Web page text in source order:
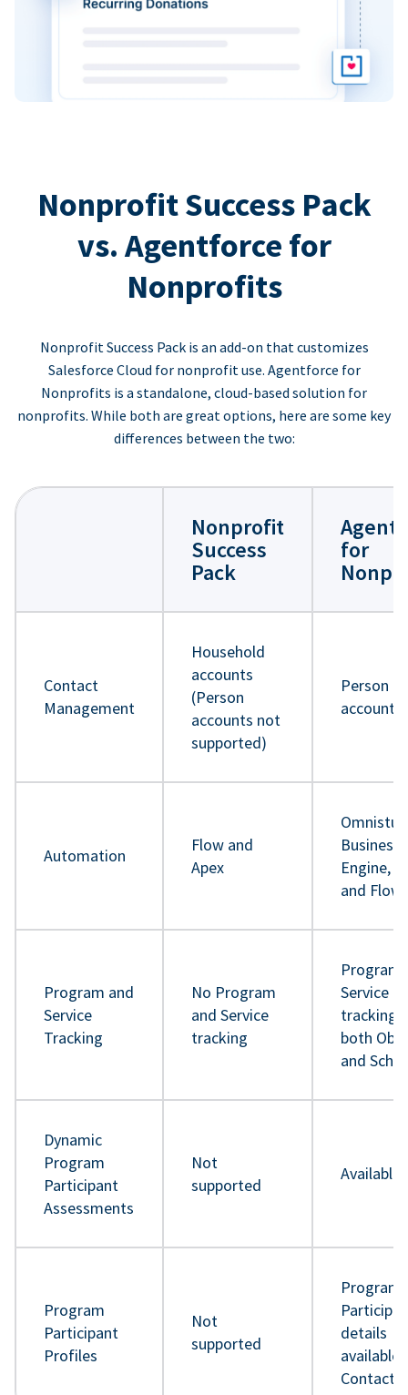
Nonprofit Success Pack
vs. Agentforce for
Nonprofits
Nonprofit Success Pack is an add-on that customizes
Salesforce Cloud for nonprofit use. Agentforce for
Nonprofits is a standalone, cloud-based solution for
nonprofits. While both are great options, here are some key
differences between the two:
Nonprofit
Success
Pack
for
Contact
Management
Household
accounts
(Person
accounts not
supported)
Person
accounts
Automation
Flow and
Apex
Business
Engine,
and Flow
Program and
Service
Tracking
No Program
and Service
tracking
Program
Service
tracking
both
and
Dynamic
Program
Participant
Assessments
Not
supported
Available
Program
Participant
Profiles
Not
supported
Program
details
available
Contact